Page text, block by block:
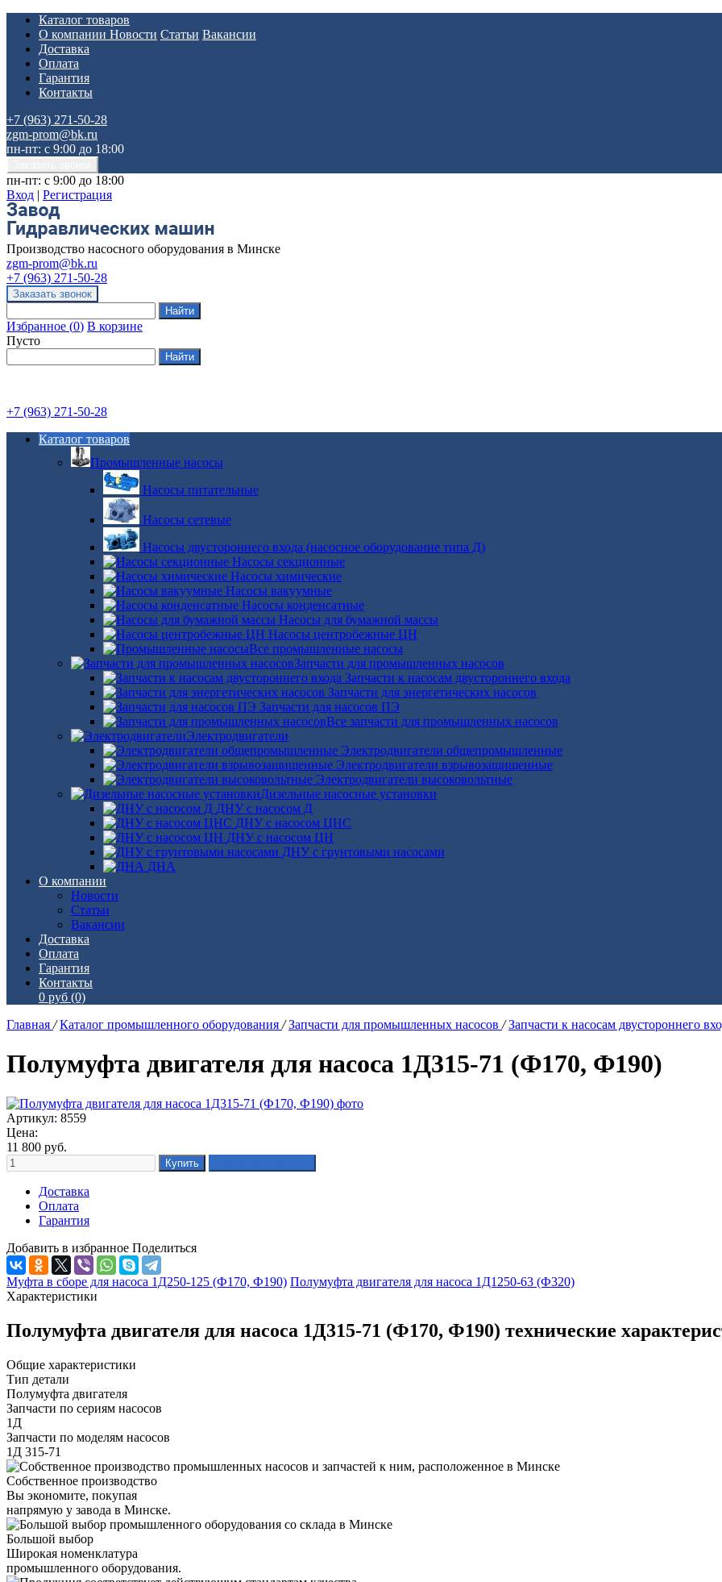
Каталог товаров
О компании Новости Статьи Вакансии
Доставка
Оплата
Гарантия
Контакты
+7 (963) 271-50-28
zgm-prom@bk.ru
пн-пт: с 9:00 до 18:00
пн-пт: с 9:00 до 18:00
Вход | Регистрация
Производство насосного оборудования в Минске
zgm-prom@bk.ru
+7 (963) 271-50-28
Избранное (0) В корзине
Пусто
+7 (963) 271-50-28
Каталог товаров
Промышленные насосы
Насосы питательные
Насосы сетевые
Насосы двустороннего входа (насосное оборудование типа Д)
Насосы секционные
Насосы химические
Насосы вакуумные
Насосы конденсатные
Насосы для бумажной массы
Насосы центробежные ЦН
Все промышленные насосы
Запчасти для промышленных насосов
Запчасти к насосам двустороннего входа
Запчасти для энергетических насосов
Запчасти для насосов ПЭ
Все запчасти для промышленных насосов
Электродвигатели
Электродвигатели общепромышленные
Электродвигатели взрывозащищенные
Электродвигатели высоковольтные
Дизельные насосные установки
ДНУ с насосом Д
ДНУ с насосом ЦНС
ДНУ с насосом ЦН
ДНУ с грунтовыми насосами
ДНА
О компании
Новости
Статьи
Вакансии
Доставка
Оплата
Гарантия
Контакты
0 руб (0)
Главная / Каталог промышленного оборудования / Запчасти для промышленных насосов / Запчасти к насосам двустороннего
Полумуфта двигателя для насоса 1Д315-71 (Ф170, Ф190)
Артикул: 8559
Цена:
11 800 руб.
Доставка
Оплата
Гарантия
Добавить в избранное Поделиться
Муфта в сборе для насоса 1Д250-125 (Ф170, Ф190) Полумуфта двигателя для насоса 1Д1250-63 (Ф320)
Характеристики
Полумуфта двигателя для насоса 1Д315-71 (Ф170, Ф190) технические
Общие характеристики
Тип детали
Полумуфта двигателя
Запчасти по сериям насосов
1Д
Запчасти по моделям насосов
1Д 315-71
Собственное производство
Вы экономите, покупая
напрямую у завода в Минске.
Большой выбор
Широкая номенклатура
промышленного оборудования.